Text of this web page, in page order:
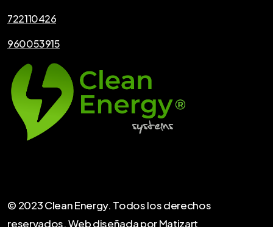
722110426
960053915
© 2023 Clean Energy. Todos los derechos
reservados. Web diseñada porMatizart